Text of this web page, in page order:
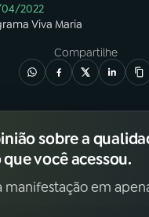
04/2022
Viva Maria
Compartilhe
sobre a
você acessou.
manifestação em